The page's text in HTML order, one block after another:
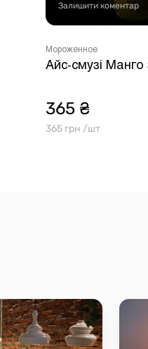
Залишити коментар
Мороженное
Айс-смузі
365 ₴
365 грн /шт